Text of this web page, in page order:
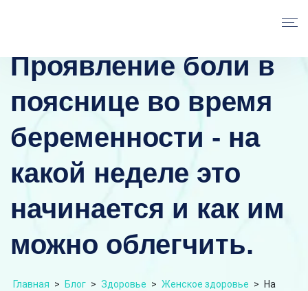
Проявление боли в
пояснице во время
беременности - на
какой неделе это
начинается и как им
можно облегчить.
Главная > Блог > Здоровье > Женское здоровье >
На